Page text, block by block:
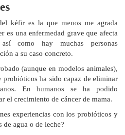
kéfir es la que menos me agrada
es una enfermedad grave que afecta
como hay muchas personas
a su caso concreto.
(aunque en modelos animales),
probióticos ha sido capaz de eliminar
En humanos se ha podido
el crecimiento de cáncer de mama.
experiencias con los probióticos y
agua o de leche?